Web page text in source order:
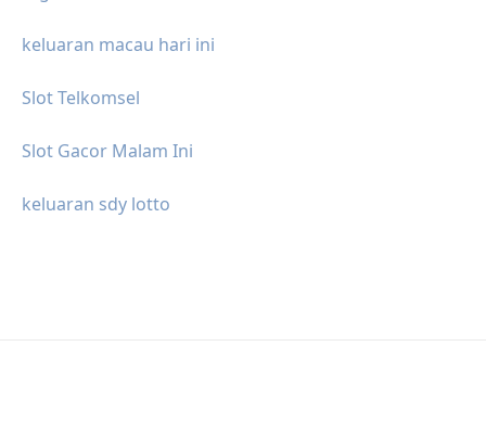
keluaran macau hari ini
Slot Telkomsel
Slot Gacor Malam Ini
keluaran sdy lotto